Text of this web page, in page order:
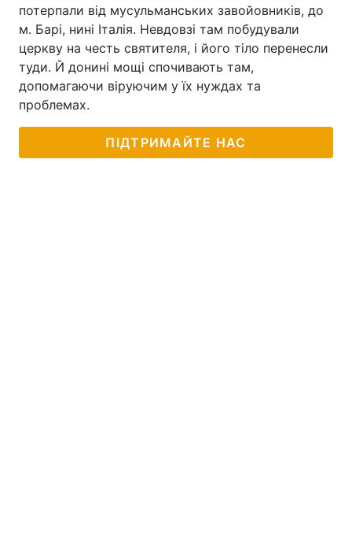
потерпали від мусульманських завойовників, до
м. Барі, нині Італія. Невдовзі там побудували
церкву на честь святителя, і його тіло перенесли
туди. Й донині мощі спочивають там,
допомагаючи віруючим у їх нуждах та
проблемах.
ПІДТРИМАЙТЕ НАС